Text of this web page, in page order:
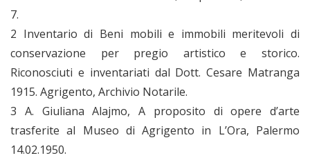
7.
2 Inventario di Beni mobili e immobili meritevoli di
conservazione per pregio artistico e storico.
Riconosciuti e inventariati dal Dott. Cesare Matranga
1915. Agrigento, Archivio Notarile.
3 A. Giuliana Alajmo, A proposito di opere d’arte
trasferite al Museo di Agrigento in L’Ora, Palermo
14.02.1950.